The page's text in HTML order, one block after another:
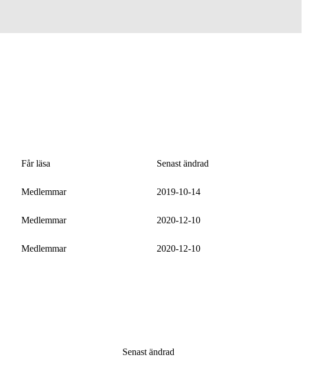
Får läsa Senast ändrad
Medlemmar 2019-10-14
Medlemmar 2020-12-10
Medlemmar 2020-12-10
Senast ändrad